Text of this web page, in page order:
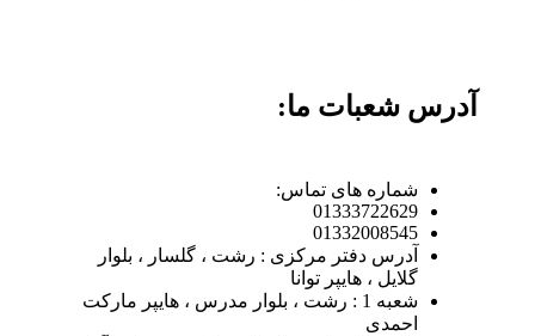
آدرس شعبات ما:
شماره های تماس:
01333722629
01332008545
آدرس دفتر مرکزی : رشت ، گلسار ، بلوار
گلایل ، هایپر توانا
شعبه 1 : رشت ، بلوار مدرس ، هایپر مارکت
احمدی